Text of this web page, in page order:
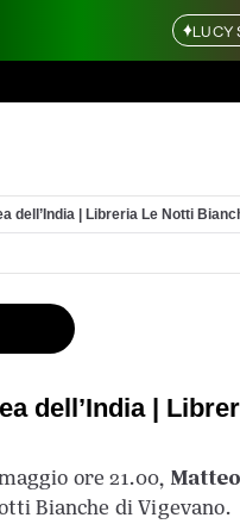
LUCY
dell’India | Libreria Le Notti
dell’India |
ore 21.00,
Bianche di Vigevano.